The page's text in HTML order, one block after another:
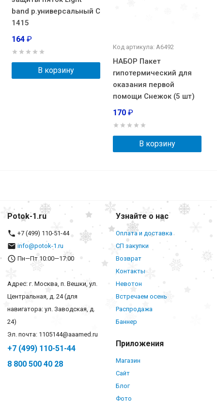
band р.универсальный С
1415
164 ₽
В корзину
Код артикула: А6492
НАБОР Пакет
гипотермический для
оказания первой
помощи Снежок (5 шт)
170 ₽
В корзину
Potok-1.ru
+7 (499) 110-51-44
info@potok-1.ru
Пн—Пт 10:00—17:00
Адрес: г. Москва, п. Вешки, ул.
Центральная, д. 24 (для
навигатора: ул. Заводская, д.
24)
Эл. почта: 1105144@aaamed.ru
+7 (499) 110-51-44
8 800 500 40 28
Узнайте о нас
Оплата и доставка
СП закупки
Возврат
Контакты
Невотон
Встречаем осень
Распродажа
Баннер
Приложения
Магазин
Сайт
Блог
Фото